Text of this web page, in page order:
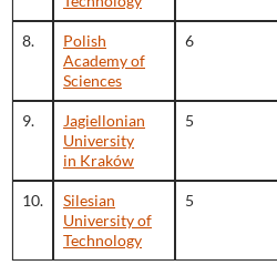
8.
Polish
Academy of
Sciences
6
9.
Jagiellonian
University
in Kraków
5
10.
Silesian
University of
Technology
5